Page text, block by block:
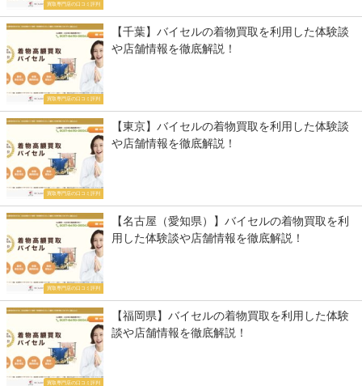
買取専門店の口コミ評判
買取専門店の口コミ評判
【千葉】バイセルの着物買取を利用した体験談
や店舗情報を徹底解説！
買取専門店の口コミ評判
【東京】バイセルの着物買取を利用した体験談
や店舗情報を徹底解説！
買取専門店の口コミ評判
【名古屋（愛知県）】バイセルの着物買取を利
用した体験談や店舗情報を徹底解説！
買取専門店の口コミ評判
【福岡県】バイセルの着物買取を利用した体験
談や店舗情報を徹底解説！